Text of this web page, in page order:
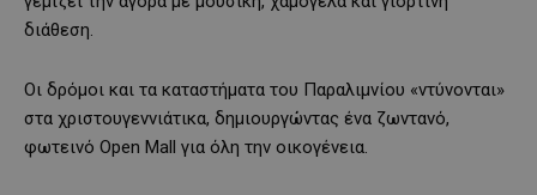
διάθεση.
Οι δρόμοι και τα καταστήματα του Παραλιμνίου «ντύνονται»
στα χριστουγεννιάτικα, δημιουργώντας ένα ζωντανό,
φωτεινό Open Mall για όλη την οικογένεια.